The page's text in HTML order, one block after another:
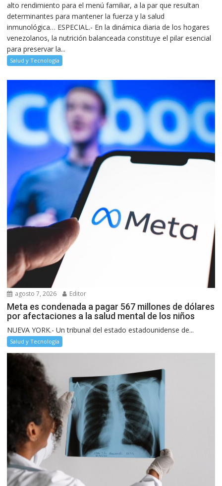
alto rendimiento para el menú familiar, a la par que resultan
determinantes para mantener la fuerza y la salud
inmunológica… ESPECIAL.- En la dinámica diaria de los hogares
venezolanos, la nutrición balanceada constituye el pilar esencial
para preservar la...
Salud y Tecnología
agosto 7, 2026 Editor
Meta es condenada a pagar 567 millones de dólares
por afectaciones a la salud mental de los niños
NUEVA YORK.- Un tribunal del estado estadounidense de...
Salud y Tecnología